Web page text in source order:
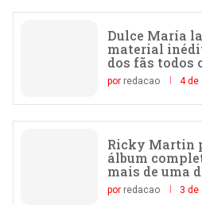
Dulce María
material
dos fãs todos
por redacao 4 de
Ricky Martin
álbum
mais de uma
por redacao 3 de